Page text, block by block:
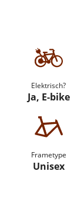
Elektrisch?
Ja, E-bike
Frametype
Unisex